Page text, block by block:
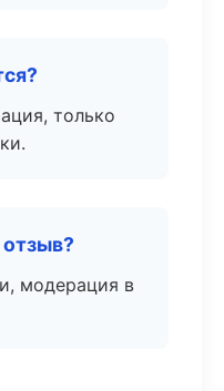
только
модерация в